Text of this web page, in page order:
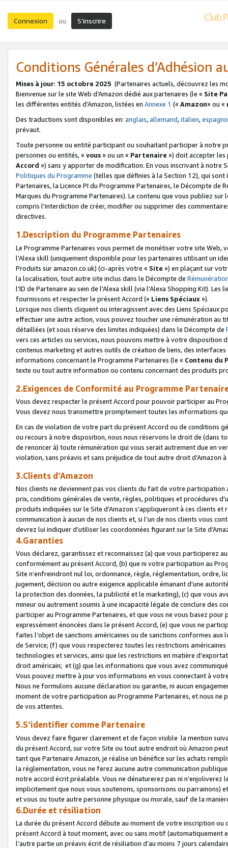
Connexion ou S’inscrire
Conditions Générales d’Adhésion
Mises à jour: 15 octobre 2025 (Partenaires actuels, découvrez les
Bienvenue sur le site Web d’Amazon dédié aux partenaires (le « Site
les différentes entités d’Amazon, listées en Annexe 1 (« Amazon» ou «
Des traductions sont disponibles en: anglais,allemand,italien,
prévaut.
Toute personne ou entité participant ou souhaitant participer à notre
personnes ou entités, « vous» ou un « Partenaire ») doit accepter les
Accord ») sans y apporter de modification. En vous inscrivant à notre
Politiques du Programme (telles que définies à la Section 12), qui
Partenaires, la Licence PI du Programme Partenaires, le Décompte de
Marques du Programme Partenaires). Le contenu que vous publiez
compris l'interdiction de créer, modifier ou supprimer des
directives.
1.Description du Programme Partenaires
Le Programme Partenaires vous permet de monétiser votre site Web,
l'Alexa skill (uniquement disponible pour les partenaires utilisant un
Produits sur amazon.co.uk) (ci-après votre « Site ») en plaçant sur
la localisation, tout autre site inclus dans le Décompte de
l'ID de Partenaire au sein de l'Alexa skill (via l'Alexa Shopping Kit).
fournissons et respecter le présent Accord (« Liens Spéciaux»).
Lorsque nos clients cliquent ou interagissent avec des Liens Spéciaux
effectuer une autre action, vous pouvez toucher une rémunération
détaillées (et sous réserve des limites indiquées) dans le Décompte de
vers ces articles ou services, nous pouvons mettre à votre disposition
contenus marketing et autres outils de création de liens, des
informations concernant le Programme Partenaires (le « Contenu du
texte ou tout autre information ou contenu concernant des produits
2.Exigences de Conformité au Programme
Vous devez respecter le présent Accord pour pouvoir participer au
Vous devez nous transmettre promptement toutes les informations
En cas de violation de votre part du présent Accord ou de conditions
ou recours à notre disposition, nous nous réservons le droit de (dans
de renoncer à) toute rémunération qui vous serait autrement due en
violation, sans préavis et sans préjudice de tout autre droit
3.Clients d’Amazon
Nos clients ne deviennent pas vos clients du fait de votre
prix, conditions générales de vente, règles, politiques et procédures
produits indiquées sur le Site d’Amazon s’appliqueront à ces clients
communication à aucun de nos clients et, si l’un de nos clients vous
devrez lui indiquer d’utiliser les coordonnées figurant sur le Site
4.Garanties
Vous déclarez, garantissez et reconnaissez (a) que vous participerez
conformément au présent Accord, (b) que ni votre participation au
Site n’enfreindront nul loi, ordonnance, règle, réglementation, ordre,
jugement, décision ou autre exigence applicable émanant d’une
la protection des données, la publicité et le marketing), (c) que vous
mineur ou autrement soumis à une incapacité légale de conclure des
participer au Programme Partenaires, et que vous ne vous basez
expressément énoncées dans le présent Accord, (e) que vous ne
faites l’objet de sanctions américaines ou de sanctions conformes
de Service; (f) que vous respecterez toutes les restrictions
technologies et services, ainsi que les restrictions en matière
droit américain; et (g) que les informations que vous avez
Vous pouvez mettre à jour vos informations en vous connectant à
Nous ne formulons aucune déclaration ou garantie, ni aucun
moment de votre participation au Programme Partenaires, et nous
de vos attentes.
5.S’identifier comme Partenaire
Vous devez faire figurer clairement et de façon visible la mention
du présent Accord, sur votre Site ou tout autre endroit où Amazon
tant que Partenaire Amazon, je réalise un bénéfice sur les achats
la réglementation, vous ne ferez aucune autre communication
notre accord écrit préalable. Vous ne dénaturerez pas ni
implicitement que nous vous soutenons, sponsorisons ou parrainons)
et vous ou toute autre personne physique ou morale, sauf de la
6.Durée et résiliation
La durée du présent Accord débute au moment de votre inscription
présent Accord à tout moment, avec ou sans motif (automatiquement
l’autre partie un préavis écrit de résiliation d’au moins 7 jours